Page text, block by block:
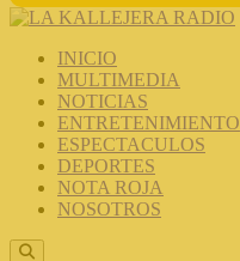
INICIO
MULTIMEDIA
NOTICIAS
ENTRETENIMIENTO
ESPECTACULOS
DEPORTES
NOTA ROJA
NOSOTROS